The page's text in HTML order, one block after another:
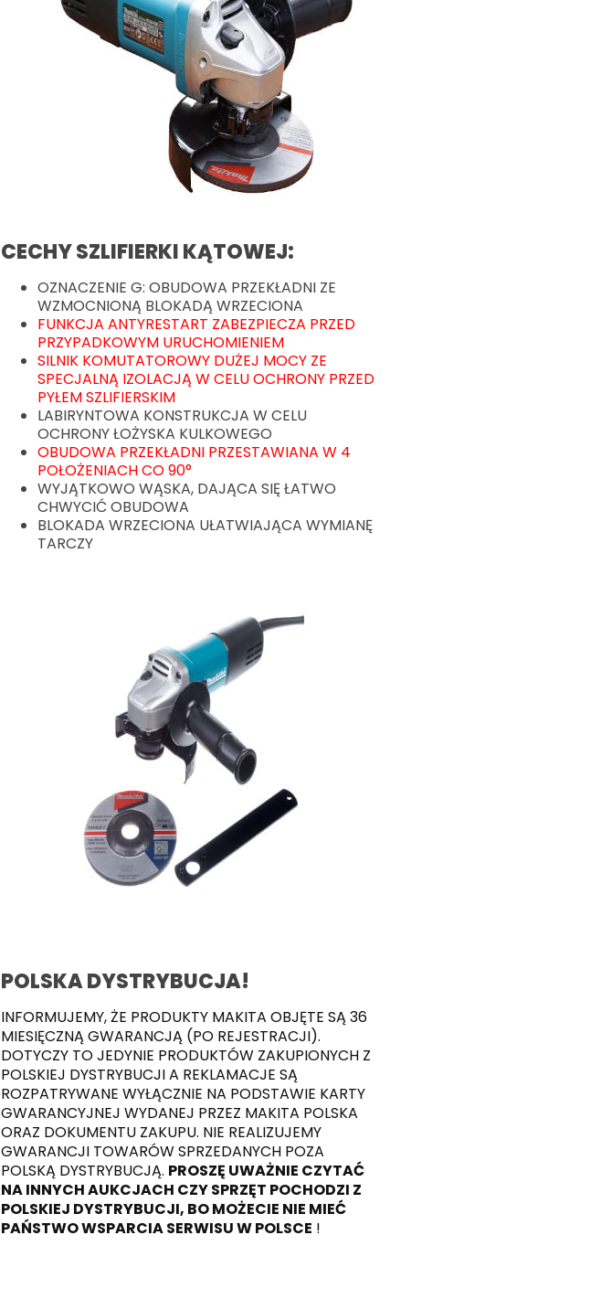
CECHY SZLIFIERKI KĄTOWEJ:
OZNACZENIE G: OBUDOWA PRZEKŁADNI ZE
WZMOCNIONĄ BLOKADĄ WRZECIONA
FUNKCJA ANTYRESTART ZABEZPIECZA PRZED
PRZYPADKOWYM URUCHOMIENIEM
SILNIK KOMUTATOROWY DUŻEJ MOCY ZE
SPECJALNĄ IZOLACJĄ W CELU OCHRONY PRZED
PYŁEM SZLIFIERSKIM
LABIRYNTOWA KONSTRUKCJA W CELU
OCHRONY ŁOŻYSKA KULKOWEGO
OBUDOWA PRZEKŁADNI PRZESTAWIANA W 4
POŁOŻENIACH CO 90°
WYJĄTKOWO WĄSKA, DAJĄCA SIĘ ŁATWO
CHWYCIĆ OBUDOWA
BLOKADA WRZECIONA UŁATWIAJĄCA WYMIANĘ
TARCZY
POLSKA DYSTRYBUCJA!
INFORMUJEMY, ŻE PRODUKTY MAKITA OBJĘTE SĄ 36
MIESIĘCZNĄ GWARANCJĄ (PO REJESTRACJI).
DOTYCZY TO JEDYNIE PRODUKTÓW ZAKUPIONYCH Z
POLSKIEJ DYSTRYBUCJI A REKLAMACJE SĄ
ROZPATRYWANE WYŁĄCZNIE NA PODSTAWIE KARTY
GWARANCYJNEJ WYDANEJ PRZEZ MAKITA POLSKA
ORAZ DOKUMENTU ZAKUPU. NIE REALIZUJEMY
GWARANCJI TOWARÓW SPRZEDANYCH POZA
POLSKĄ DYSTRYBUCJĄ. PROSZĘ UWAŻNIE CZYTAĆ
NA INNYCH AUKCJACH CZY SPRZĘT POCHODZI Z
POLSKIEJ DYSTRYBUCJI, BO MOŻECIE NIE MIEĆ
PAŃSTWO WSPARCIA SERWISU W POLSCE !